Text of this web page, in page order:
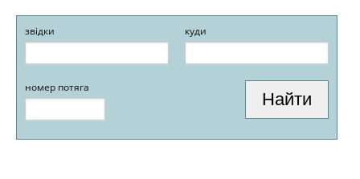
звідки куди
номер потяга